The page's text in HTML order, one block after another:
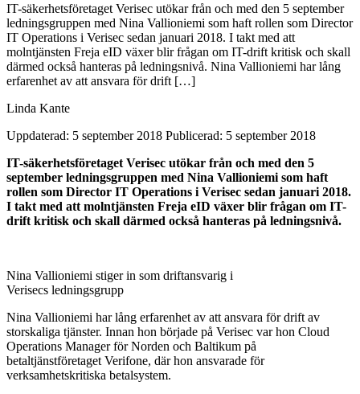
IT-säkerhetsföretaget Verisec utökar från och med den 5 september
ledningsgruppen med Nina Vallioniemi som haft rollen som Director
IT Operations i Verisec sedan januari 2018. I takt med att
molntjänsten Freja eID växer blir frågan om IT-drift kritisk och skall
därmed också hanteras på ledningsnivå. Nina Vallioniemi har lång
erfarenhet av att ansvara för drift […]
Linda Kante
Uppdaterad: 5 september 2018 Publicerad: 5 september 2018
IT-säkerhetsföretaget Verisec utökar från och med den 5
september ledningsgruppen med Nina Vallioniemi som haft
rollen som Director IT Operations i Verisec sedan januari 2018.
I takt med att molntjänsten Freja eID växer blir frågan om IT-
drift kritisk och skall därmed också hanteras på ledningsnivå.
Nina Vallioniemi stiger in som driftansvarig i
Verisecs ledningsgrupp
Nina Vallioniemi har lång erfarenhet av att ansvara för drift av
storskaliga tjänster. Innan hon började på Verisec var hon Cloud
Operations Manager för Norden och Baltikum på
betaltjänstföretaget Verifone, där hon ansvarade för
verksamhetskritiska betalsystem.